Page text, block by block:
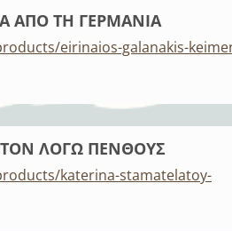
ΑΠΟ ΤΗ ΓΕΡΜΑΝΙΑ
eirinaios-galanakis-
ΛΟΓΩ ΠΕΝΘΟΥΣ
katerina-stamatelatoy-